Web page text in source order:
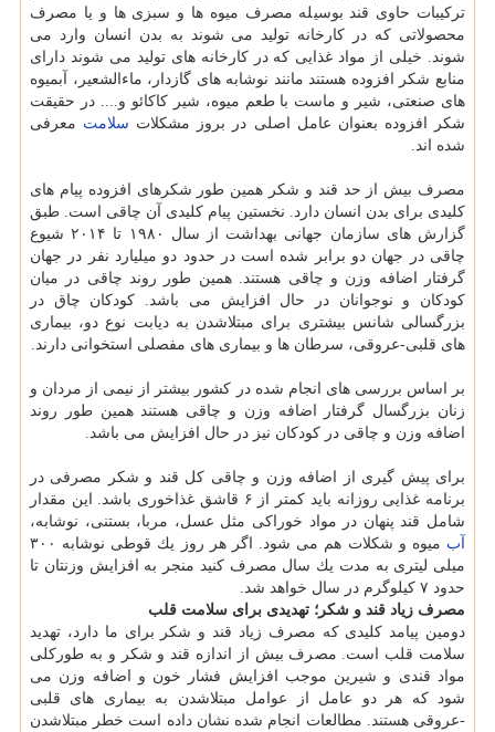
تركیبات حاوی قند بوسیله مصرف میوه ها و سبزی ها و یا مصرف
محصولاتی كه در كارخانه تولید می شوند به بدن انسان وارد می
شوند. خیلی از مواد غذایی كه در كارخانه های تولید می شوند دارای
منابع شكر افزوده هستند مانند نوشابه های گازدار، ماءالشعیر، آبمیوه
های صنعتی، شیر و ماست با طعم میوه، شیر كاكائو و.... در حقیقت
شكر افزوده بعنوان عامل اصلی در بروز مشكلات سلامت معرفی
شده اند.
مصرف بیش از حد قند و شكر همین طور شكرهای افزوده پیام های
كلیدی برای بدن انسان دارد. نخستین پیام كلیدی آن چاقی است. طبق
گزارش های سازمان جهانی بهداشت از سال ۱۹۸۰ تا ۲۰۱۴ شیوع
چاقی در جهان دو برابر شده است در حدود دو میلیارد نفر در جهان
گرفتار اضافه وزن و چاقی هستند. همین طور روند چاقی در میان
كودكان و نوجوانان در حال افزایش می باشد. كودكان چاق در
بزرگسالی شانس بیشتری برای مبتلاشدن به دیابت نوع دو، بیماری
های قلبی-عروقی، سرطان ها و بیماری های مفصلی استخوانی دارند.
بر اساس بررسی های انجام شده در كشور بیشتر از نیمی از مردان و
زنان بزرگسال گرفتار اضافه وزن و چاقی هستند همین طور روند
اضافه وزن و چاقی در كودكان نیز در حال افزایش می باشد.
برای پیش گیری از اضافه وزن و چاقی كل قند و شكر مصرفی در
برنامه غذایی روزانه باید كمتر از ۶ قاشق غذاخوری باشد. این مقدار
شامل قند پنهان در مواد خوراكی مثل عسل، مربا، بستنی، نوشابه،
آب
میوه و شكلات هم می شود. اگر هر روز یك قوطی نوشابه ۳۰۰
میلی لیتری به مدت یك سال مصرف كنید منجر به افزایش وزنتان تا
حدود ۷ كیلوگرم در سال خواهد شد.
مصرف زیاد قند و شكر؛ تهدیدی برای سلامت قلب
دومین پیامد كلیدی كه مصرف زیاد قند و شكر برای ما دارد، تهدید
سلامت قلب است. مصرف بیش از اندازه قند و شكر و به طوركلی
مواد قندی و شیرین موجب افزایش فشار خون و اضافه وزن می
شود كه هر دو عامل از عوامل مبتلاشدن به بیماری های قلبی
-عروقی هستند. مطالعات انجام شده نشان داده است خطر مبتلاشدن